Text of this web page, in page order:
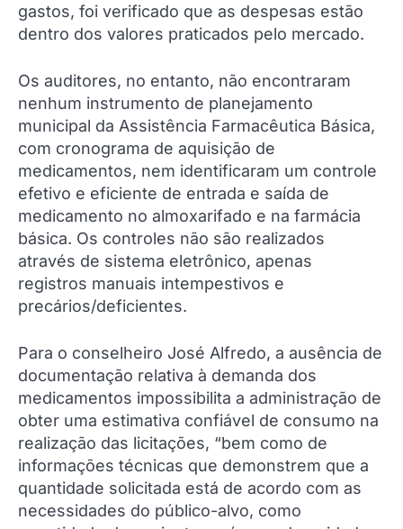
gastos, foi verificado que as despesas estão
dentro dos valores praticados pelo mercado.
Os auditores, no entanto, não encontraram
nenhum instrumento de planejamento
municipal da Assistência Farmacêutica Básica,
com cronograma de aquisição de
medicamentos, nem identificaram um controle
efetivo e eficiente de entrada e saída de
medicamento no almoxarifado e na farmácia
básica. Os controles não são realizados
através de sistema eletrônico, apenas
registros manuais intempestivos e
precários/deficientes.
Para o conselheiro José Alfredo, a ausência de
documentação relativa à demanda dos
medicamentos impossibilita a administração de
obter uma estimativa confiável de consumo na
realização das licitações, “bem como de
informações técnicas que demonstrem que a
quantidade solicitada está de acordo com as
necessidades do público-alvo, como